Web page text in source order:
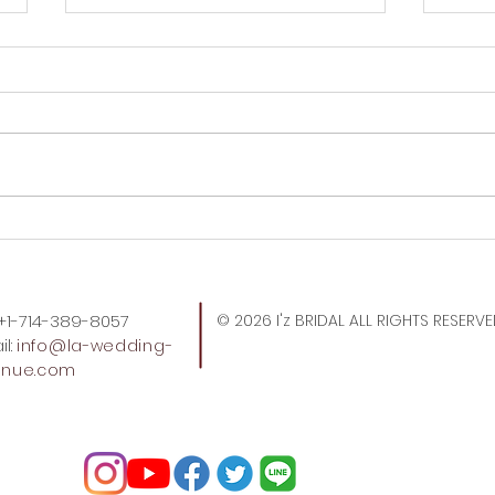
714-389-8057
info@la-wedding-
© 2026 I'z BRIDAL ALL RIGHTS